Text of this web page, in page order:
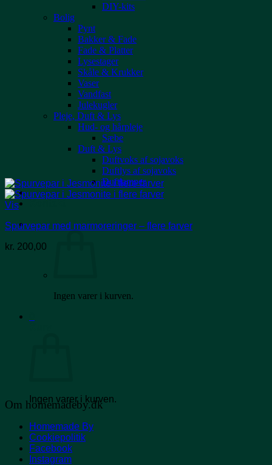
DIY-kits
Bolig
Pynt
Bakker & Fade
Fade & Platter
Lysestager
Skåle & Krukker
Vaser
Vandfast
Julekugler
Pleje, Duft & Lys
Hud- og hårpleje
Sæbe
Duft & Lys
Duftvoks af sojavoks
Duftlys af sojavoks
Duftlamper
Events
Kurv /kr.0,00 0
Ingen varer i kurven.
Ingen varer i kurven.
Vis
Spurvepar med marmoreringer – flere farver
kr. 200,00
Om homemadeby.dk
Homemade By
Cookiepolitik
Facebook
Instagram